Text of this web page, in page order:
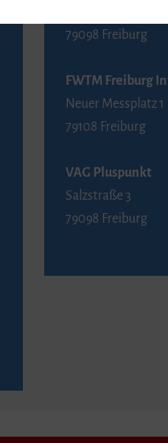
79098 Freiburg
FWTM Freiburg
Neuer Messplatz 1
79108 Freiburg
VAG Pluspunkt
Salzstraße 3
79098 Freiburg